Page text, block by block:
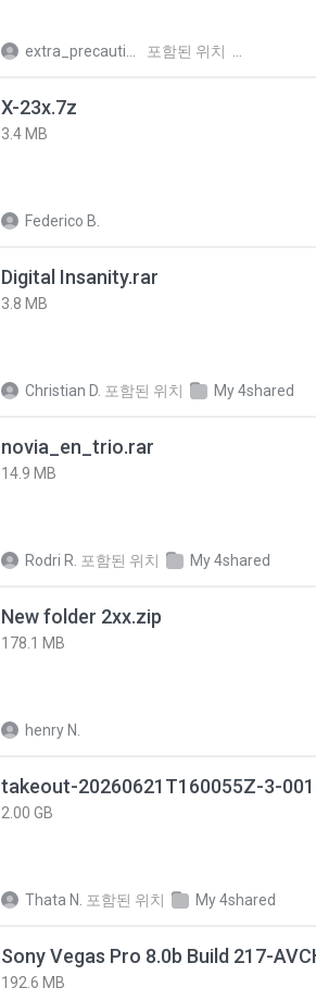
포함된 위치
X-23x.7z
3.4 MB
Federico B.
Digital Insanity.rar
3.8 MB
Christian D. 포함된 위치 My 4shared
novia_en_trio.rar
14.9 MB
Rodri R. 포함된 위치 My 4shared
New folder 2xx.zip
178.1 MB
henry N.
takeout-20260621T160055Z-3-
2.00 GB
Thata N. 포함된 위치 My 4shared
192.6 MB